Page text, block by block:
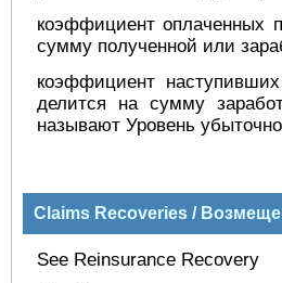
коэффициент оплаченных
сумму полученной или
коэффициент
делится на сумму
называют Уровень
Claims Recoveries /
See Reinsurance Recovery